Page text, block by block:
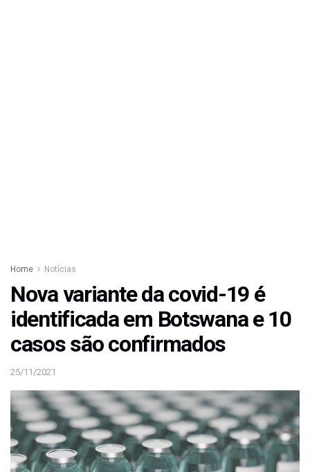
Home Notícias
Nova variante da covid-19 é
identificada em Botswana e 10
casos são confirmados
25/11/2021